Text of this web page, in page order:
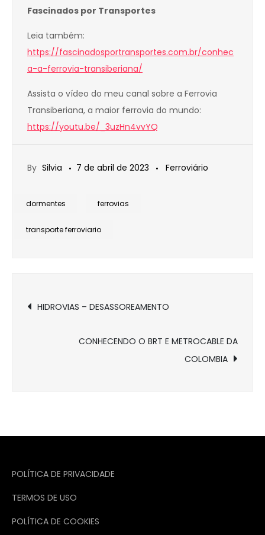
Fascinados por Transportes
Leia também:
https://fascinadosportransportes.com.br/conhec
a-a-ferrovia-transiberiana/
Assista o vídeo do meu canal sobre a Ferrovia
Transiberiana, a maior ferrovia do mundo:
https://youtu.be/_3uzHn4vvYQ
By Silvia 7 de abril de 2023 Ferroviário
dormentes ferrovias
transporte ferroviario
Navegação
HIDROVIAS – DESASSOREAMENTO
CONHECENDO O BRT E METROCABLE DA
COLOMBIA
POLÍTICA DE PRIVACIDADE
TERMOS DE USO
POLÍTICA DE COOKIES